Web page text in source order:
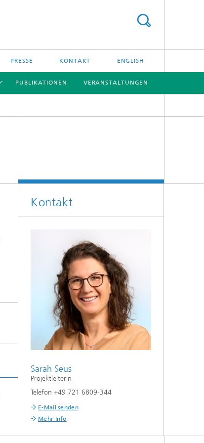
PRESSE KONTAKT ENGLISH
PUBLIKATIONEN VERANSTALTUNGEN
Kontakt
Sarah Seus
Projektleiterin
Telefon +49 721 6809-344
E-Mail senden
Mehr Info